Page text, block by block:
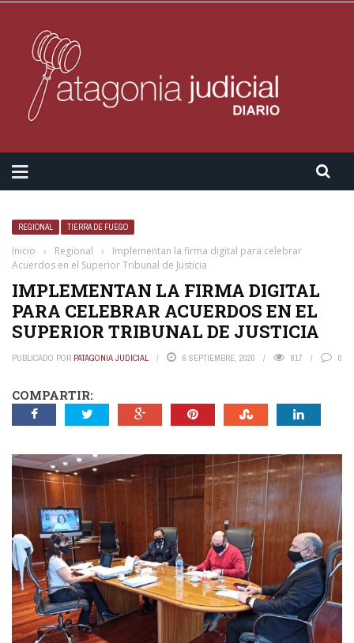
REGIONAL TIERRA DE FUEGO
Inicio › Regional ›
Implementan la firma digital para celebrar
Acuerdos en el Superior Tribunal de Justicia
IMPLEMENTAN LA FIRMA DIGITAL
PARA CELEBRAR ACUERDOS EN EL
SUPERIOR TRIBUNAL DE JUSTICIA
PUBLICADO POR PATAGONIA JUDICIAL 6 SEPTIEMBRE, 2020 817 0
COMPARTIR: